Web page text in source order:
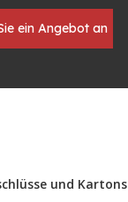
ein Angebot an
und Kartons